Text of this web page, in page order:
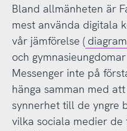
Bland allmänheten är
mest använda digitala
vår jämförelse (
och
Messenger inte på
hänga samman med
synnerhet till de yngre
vilka sociala medier de